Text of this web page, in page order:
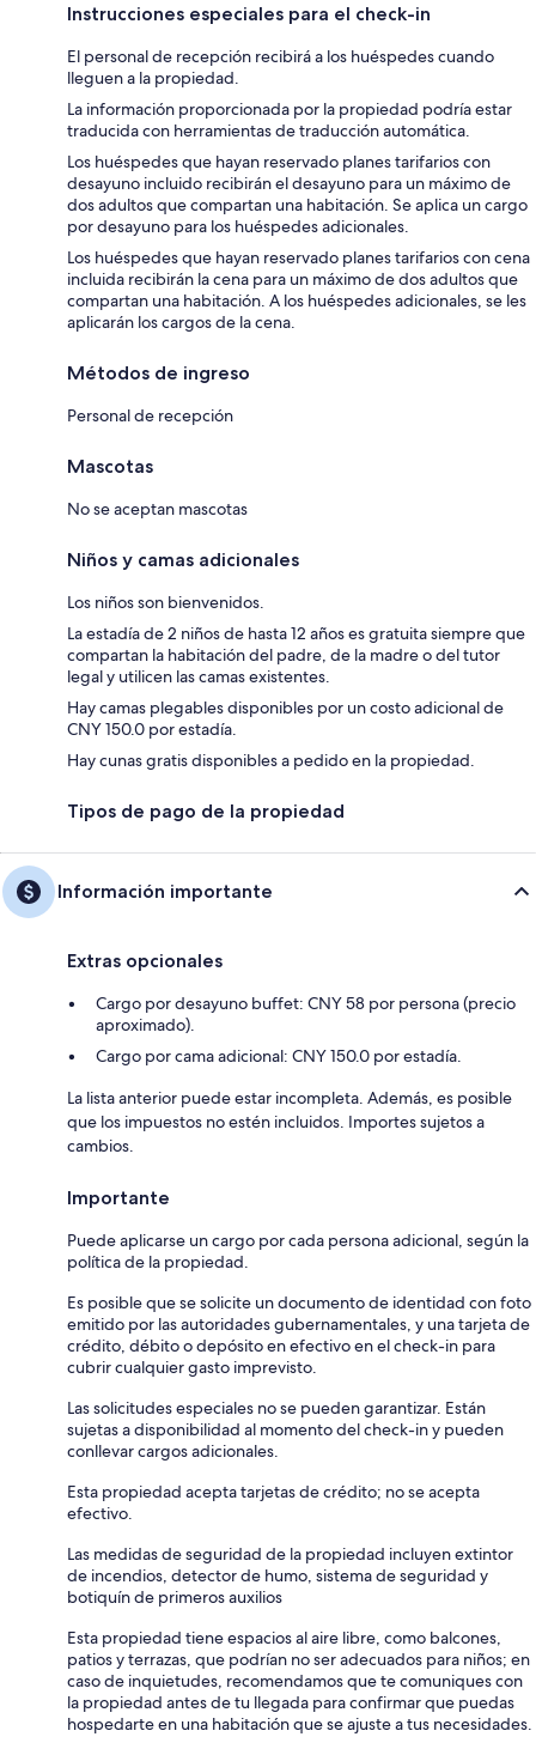
Instrucciones especiales para el check-in
El personal de recepción recibirá a los huéspedes cuando
lleguen a la propiedad.
La información proporcionada por la propiedad podría estar
traducida con herramientas de traducción automática.
Los huéspedes que hayan reservado planes tarifarios con
desayuno incluido recibirán el desayuno para un máximo de
dos adultos que compartan una habitación. Se aplica un cargo
por desayuno para los huéspedes adicionales.
Los huéspedes que hayan reservado planes tarifarios con cena
incluida recibirán la cena para un máximo de dos adultos que
compartan una habitación. A los huéspedes adicionales, se les
aplicarán los cargos de la cena.
Métodos de ingreso
Personal de recepción
Mascotas
No se aceptan mascotas
Niños y camas adicionales
Los niños son bienvenidos.
La estadía de 2 niños de hasta 12 años es gratuita siempre que
compartan la habitación del padre, de la madre o del tutor
legal y utilicen las camas existentes.
Hay camas plegables disponibles por un costo adicional de
CNY 150.0 por estadía.
Hay cunas gratis disponibles a pedido en la propiedad.
Tipos de pago de la propiedad
Información importante
Extras opcionales
Cargo por desayuno buffet: CNY 58 por persona (precio
aproximado).
Cargo por cama adicional: CNY 150.0 por estadía.
La lista anterior puede estar incompleta. Además, es posible
que los impuestos no estén incluidos. Importes sujetos a
cambios.
Importante
Puede aplicarse un cargo por cada persona adicional, según la
política de la propiedad.
Es posible que se solicite un documento de identidad con foto
emitido por las autoridades gubernamentales, y una tarjeta de
crédito, débito o depósito en efectivo en el check-in para
cubrir cualquier gasto imprevisto.
Las solicitudes especiales no se pueden garantizar. Están
sujetas a disponibilidad al momento del check-in y pueden
conllevar cargos adicionales.
Esta propiedad acepta tarjetas de crédito; no se acepta
efectivo.
Las medidas de seguridad de la propiedad incluyen extintor
de incendios, detector de humo, sistema de seguridad y
botiquín de primeros auxilios
Esta propiedad tiene espacios al aire libre, como balcones,
patios y terrazas, que podrían no ser adecuados para niños; en
caso de inquietudes, recomendamos que te comuniques con
la propiedad antes de tu llegada para confirmar que puedas
hospedarte en una habitación que se ajuste a tus necesidades.